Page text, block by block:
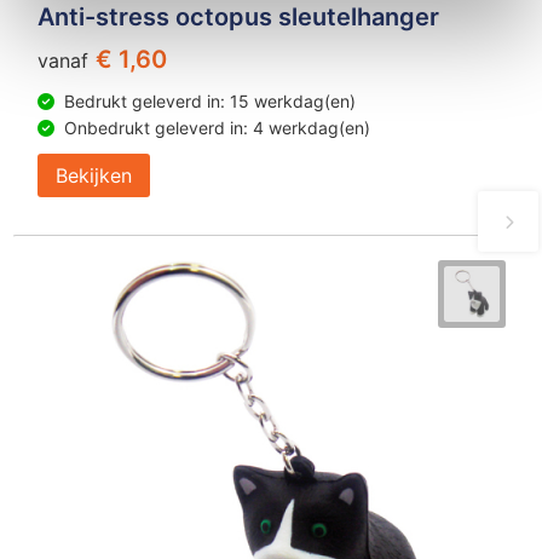
Anti-stress octopus sleutelhanger
vanaf € 1,60
Bedrukt geleverd in: 15 werkdag(en)
Onbedrukt geleverd in: 4 werkdag(en)
Bekijken